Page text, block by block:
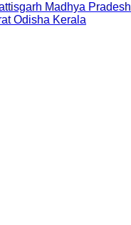
Madhya Pradesh
Odisha Kerala